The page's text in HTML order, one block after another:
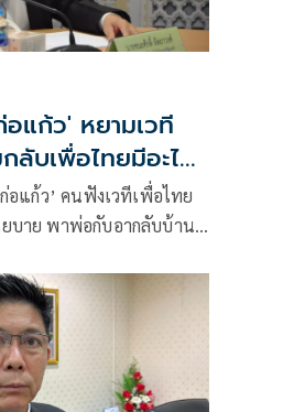
แก้ว' หยามเวที
ลับเพื่อไทยมีอะไร
บบ้าน
อแก้ว’ คนฟังเวทีเพื่อไทย
บาย พาพ่อกับอากลับบ้าน
ชูช่วงหาเสียงมีแต่นโยบาย
าลคงไม่นำไปขับเคลื่อน
ว่า